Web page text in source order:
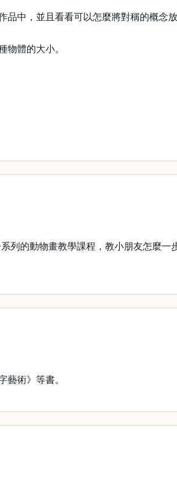
中，並且看看可以怎麼將對稱的概念放
物體的大小。
的動物畫教學課程，教小朋友怎麼一
術》等書。